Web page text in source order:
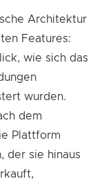
Architektur
Features:
wie sich das
wurden.
dem
Plattform
der sie hinaus